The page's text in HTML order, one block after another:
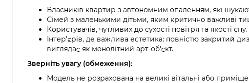
Власників квартир з автономним опаленням, які
Сімей з маленькими дітьми, яким критично важливі
Користувачів, чутливих до сухості повітря та якості сну.
Інтер'єрів, де важлива естетика: повністю закритий
виглядає як монолітний арт-об'єкт.
Зверніть увагу (обмеження):
Модель не розрахована на великі вітальні або